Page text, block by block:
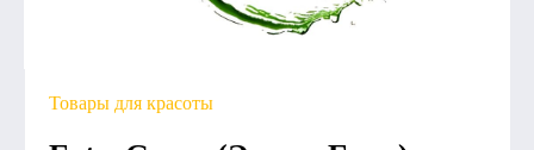
Товары для красоты